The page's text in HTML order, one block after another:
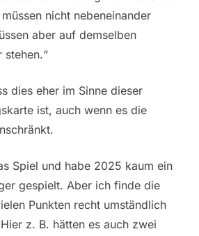
nicht nebeneinander
aber auf demselben
stehen.“
dies eher im Sinne dieser
ist, auch wenn es die
Spiel und habe 2025 kaum ein
gespielt. Aber ich finde die
Punkten recht umständlich
z. B. hätten es auch zwei